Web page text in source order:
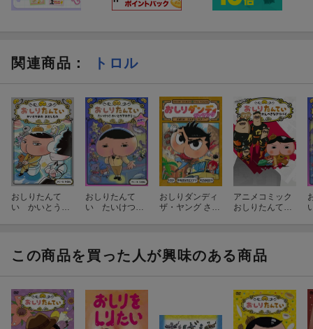
関連商品 ： トロル
おしりたんて
い かいとうU
おしりたんて
い たいけつ！
おしりダンディ
ザ・ヤング さば
アニメコミック
おしりたんてい
この商品を買った人が興味のある商品